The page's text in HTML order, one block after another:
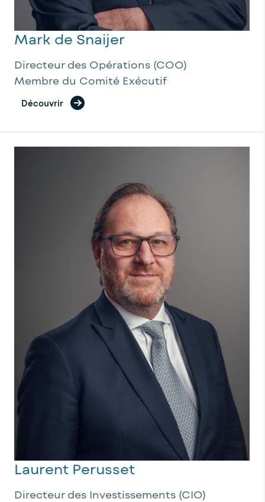
Mark de Snaijer
Directeur des Opérations (COO)
Membre du Comité Exécutif
Découvrir
Laurent Perusset
Directeur des Investissements (CIO)